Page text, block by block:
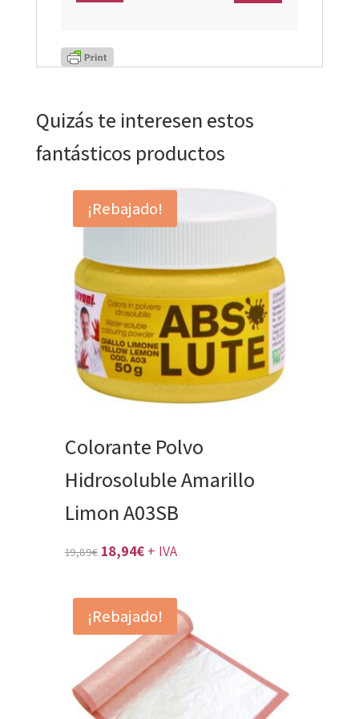
Quizás te interesen estos
fantásticos productos
¡Rebajado!
Colorante Polvo
Hidrosoluble Amarillo
Limon A03SB
19,89€ El
original
era:
19,89€.
18,94€El
actual
es:
18,94€.
+ IVA
¡Rebajado!